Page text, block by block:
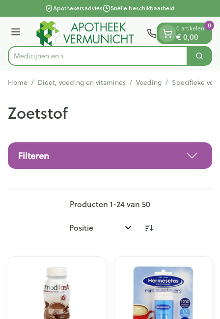
Ga naar de inhoudApothekersadvies Snelle beschikbaarheid
Menu
Product, merk, categorie... Zoek
0 artikelen
€ 0,00
0
Home / Dieet, voeding en vitamines / Voeding / Specifieke
Zoetstof
Filteren
Producten 1-24van 50
Sorteer op: